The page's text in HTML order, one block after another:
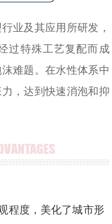
业及其应用所研发，
过特殊工艺复配而成
难题。在水性体系中
，达到快速消泡和抑
程度，美化了城市形